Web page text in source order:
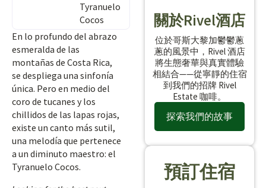
Tyranuelo
Cocos
En lo profundo del abrazo
esmeralda de las
montañas de Costa Rica,
se despliega una sinfonía
única. Pero en medio del
coro de tucanes y los
chillidos de las lapas rojas,
existe un canto más sutil,
una melodía que pertenece
a un diminuto maestro: el
Tyranuelo Cocos.
關於Rivel酒店
位於哥斯大黎加鬱鬱蔥
蔥的風景中，Rivel 酒店
將生態奢華與真實體驗
相結合——從寧靜的住宿
到我們的招牌 Rivel
Estate 咖啡。
探索我們的故事
預訂住宿